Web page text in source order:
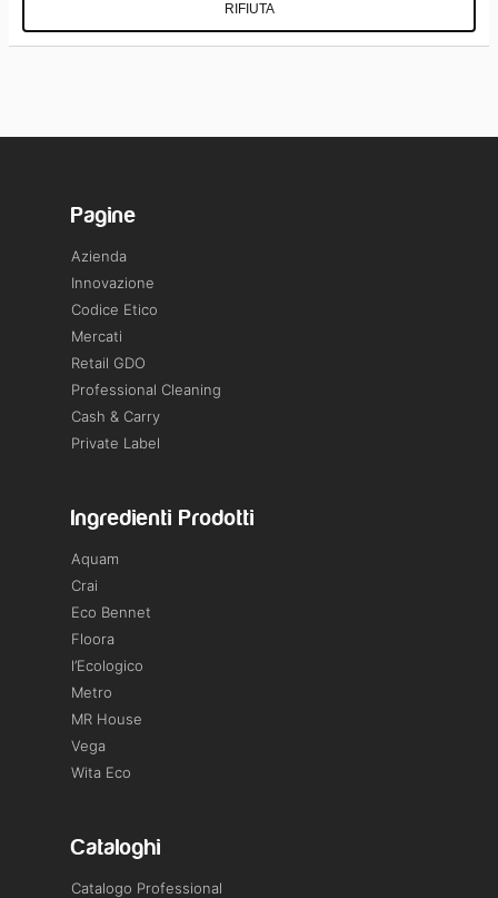
RIFIUTA
Pagine
Azienda
Innovazione
Codice Etico
Mercati
Retail GDO
Professional Cleaning
Cash & Carry
Private Label
Ingredienti Prodotti
Aquam
Crai
Eco Bennet
Floora
l’Ecologico
Metro
MR House
Vega
Wita Eco
Cataloghi
Catalogo Professional